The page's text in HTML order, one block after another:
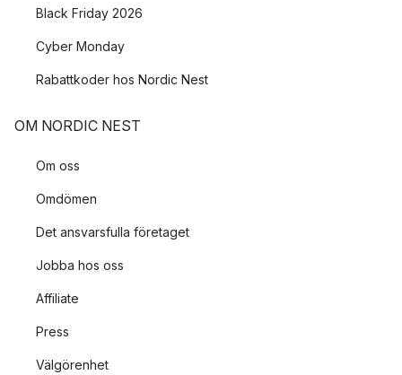
Black Friday 2026
Cyber Monday
Rabattkoder hos Nordic Nest
OM NORDIC NEST
Om oss
Omdömen
Det ansvarsfulla företaget
Jobba hos oss
Affiliate
Press
Välgörenhet